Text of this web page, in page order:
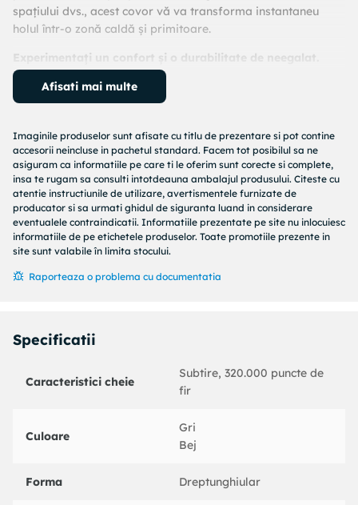
spațiului dvs., acest covor vă va transforma instantaneu
holul într-o zonă caldă și primitoare.
Experimentați un confort și o durabilitate de neegalat.
Confecționat cu cele mai bune materiale, covorul nostru
pentru hol oferă confort și durabilitate de neegalat.
faptul că acest covor nu este doar moale la atingere, ci și
construit pentru a rezista la uzura zilnică.
Dăruiește-ți lux la fiecare pas
Cu o înălțime a grămezii de 7 mm și o greutate de 1.700
g/m², covorul nostru pentru hol oferă o senzație de pluș și
lux sub picioare. Fiecare pas pe care îl veți face va fi un
moment de răsfăț, făcând din holul dvs. un loc cu adevărat
special în casa dvs.
Măsurând 100 x 300 cm, covorul nostru pentru hol are
Paleta sa de culori neutre, cu nuanțe de gri și crem, se
completează fără efort cu orice decor interior, adăugând o
Detalii tehnice:
Greutate: 1700 g/m².
Afisati mai multe
Imaginile produselor sunt afisate cu titlu de prezentare si pot contine
accesorii neincluse in pachetul standard. Facem tot posibilul sa ne
asiguram ca informatiile pe care ti le oferim sunt corecte si complete,
insa te rugam sa consulti intotdeauna ambalajul produsului. Citeste cu
atentie instructiunile de utilizare, avertismentele furnizate de
producator si sa urmati ghidul de siguranta luand in considerare
eventualele contraindicatii. Informatiile prezentate pe site nu inlocuiesc
informatiile de pe etichetele produselor. Toate promotiile prezente in
site sunt valabile în limita stocului.
Raporteaza o problema cu documentatia
Specificatii
Caracteristici cheie
Subtire, 320.000 puncte de
fir
Culoare
Gri
Bej
Forma Dreptunghiular